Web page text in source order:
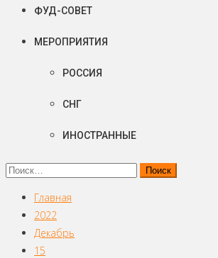
ФУД-СОВЕТ
МЕРОПРИЯТИЯ
РОССИЯ
СНГ
ИНОСТРАННЫЕ
Найти:
Главная
2022
Декабрь
15